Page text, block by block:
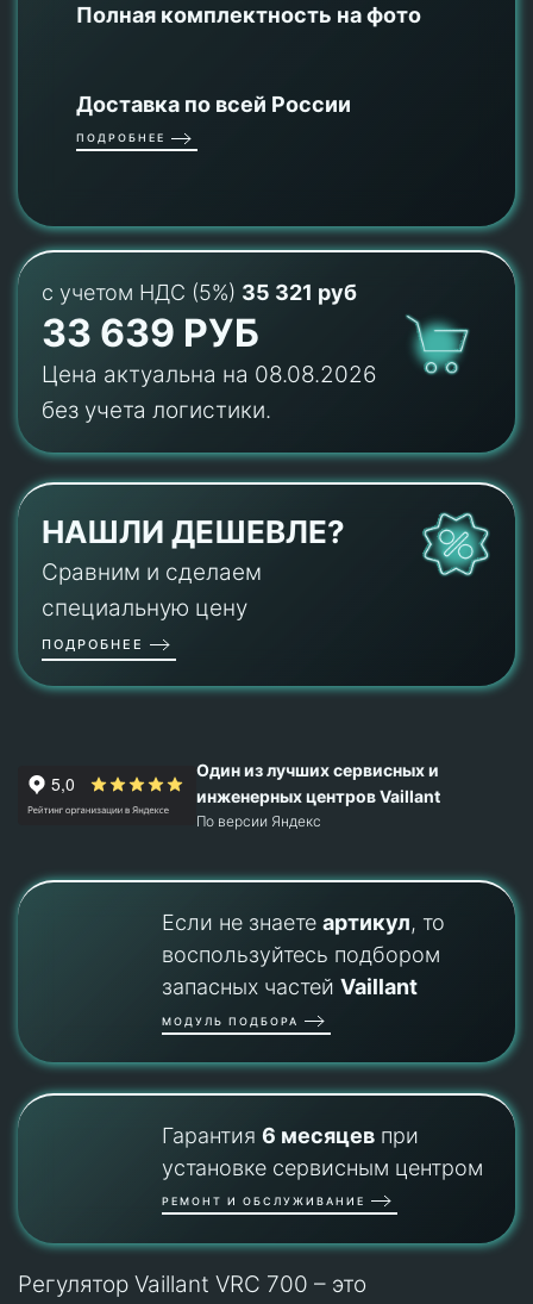
Полная комплектность на фото
Доставка по всей России
ПОДРОБНЕЕ
с учетом НДС (5%) 35 321 руб
33 639 РУБ
Цена актуальна на 08.08.2026
без учета логистики.
НАШЛИ ДЕШЕВЛЕ?
Сравним и сделаем
специальную цену
ПОДРОБНЕЕ
Один из лучших сервисных и
инженерных центров Vaillant
По версии Яндекс
Если не знаете артикул, то
воспользуйтесь подбором
запасных частей Vaillant
МОДУЛЬ ПОДБОРА
Гарантия 6 месяцевпри
установке сервисным центром
РЕМОНТ И ОБСЛУЖИВАНИЕ
Регулятор Vaillant VRC 700 – это